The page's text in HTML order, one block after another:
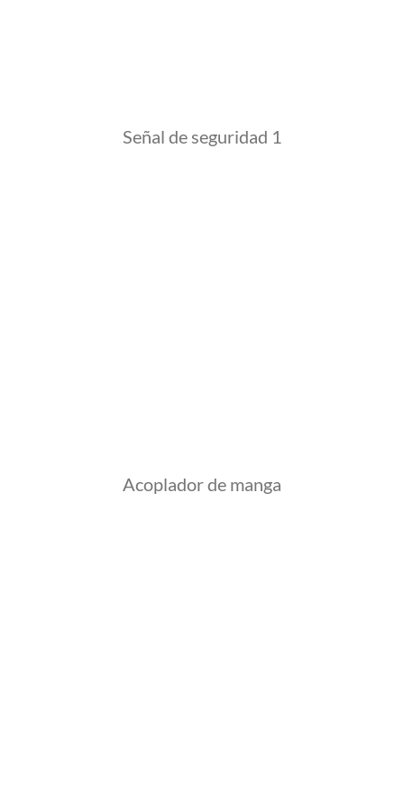
Señal de seguridad 1
Acoplador de manga